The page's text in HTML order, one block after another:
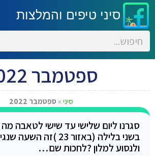
סיני טיפים והמלצות
ספטמבר 2022
סיני » ספטמבר 2022
סגרנו ליום שלישי עד שישי לטאבה
בשני בלילה (באזור 23
ולנסוע למלון ?לחכות שם…